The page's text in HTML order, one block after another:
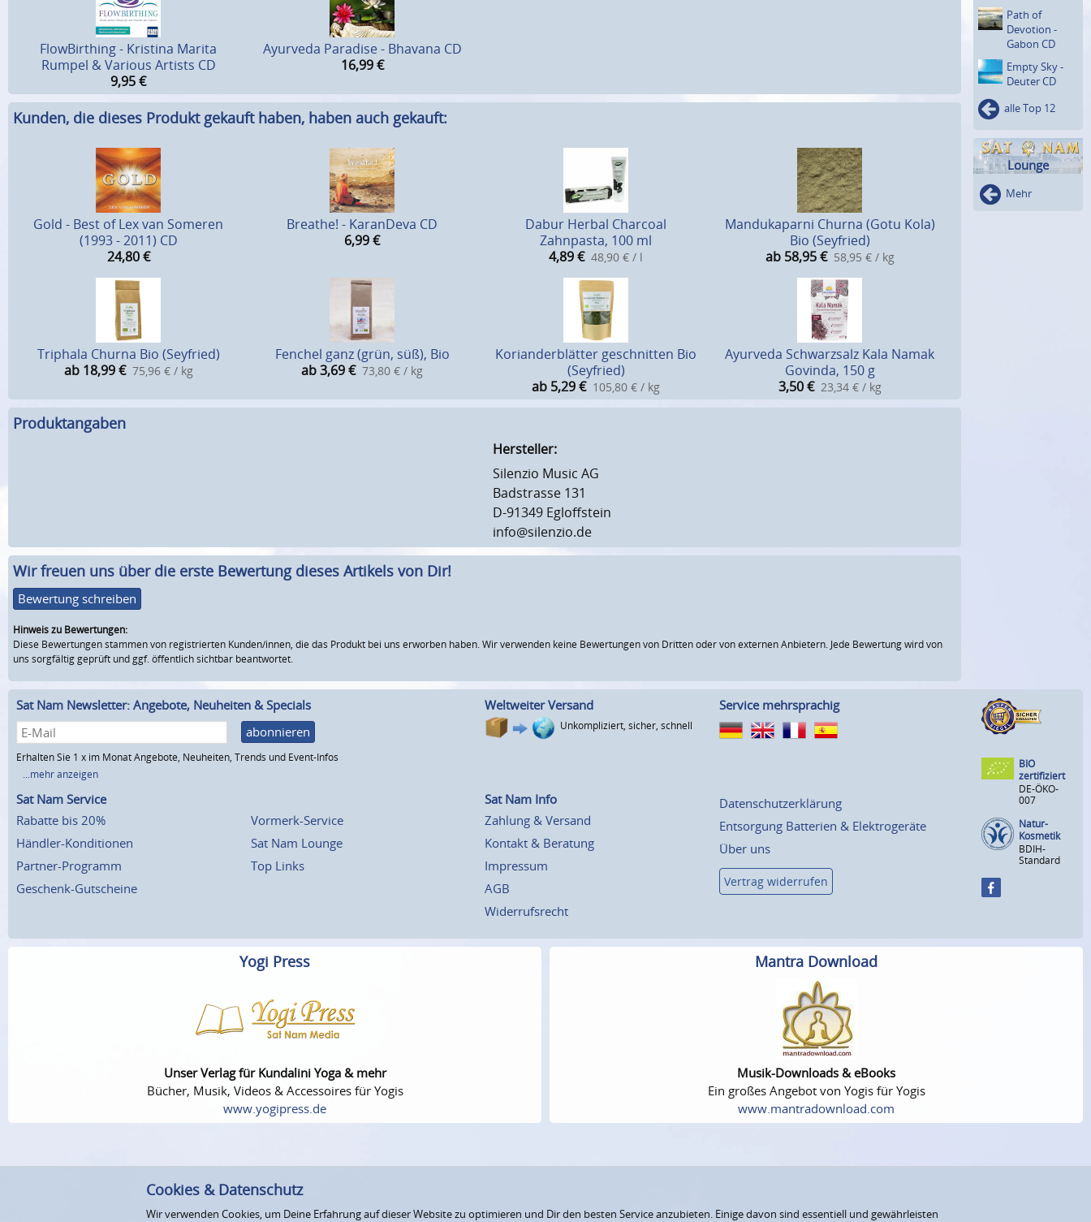
FlowBirthing - Kristina Marita
Rumpel & Various Artists CD
9,95€
Ayurveda Paradise - Bhavana CD
16,99 €
Kunden, die dieses Produkt gekauft haben, haben auch gekauft:
Gold - Best of Lex van Someren
(1993 - 2011) CD
24,80 €
Breathe! - KaranDeva CD
6,99€
Dabur Herbal Charcoal
Zahnpasta, 100 ml
4,89€ 48,90 € / l
Mandukaparni Churna (Gotu Kola)
Bio (Seyfried)
ab 58,95 € 58,95 € / kg
Triphala Churna Bio (Seyfried)
ab 18,99 € 75,96 € / kg
Fenchel ganz (grün, süß), Bio
ab 3,69€ 73,80 € / kg
Korianderblätter geschnitten Bio
(Seyfried)
ab 5,29€ 105,80 € / kg
Ayurveda Schwarzsalz Kala Namak
Govinda, 150 g
3,50 € 23,34 € / kg
Produktangaben
Hersteller:
Silenzio Music AG
Badstrasse 131
D-91349 Egloffstein
info@silenzio.de
Wir freuen uns über die erste Bewertung dieses Artikels von Dir!
Bewertung schreiben
Hinweis zu Bewertungen:
Diese Bewertungen stammen von registrierten Kunden/innen, die das Produkt bei uns erworben haben. Wir verwenden keine Bewertungen von Dritten oder von externen Anbietern. Jede Bewertung wird von
uns sorgfältig geprüft und ggf. öffentlich sichtbar beantwortet.
Path of
Devotion -
Gabon CD
Empty Sky -
Deuter CD
alle Top 12
Lounge
Mehr
Sat Nam Newsletter: Angebote, Neuheiten & Specials
abonnieren
Erhalten Sie 1 x im Monat Angebote, Neuheiten, Trends und Event-Infos
...mehr anzeigen
Weltweiter Versand
Unkompliziert, sicher, schnell
Service mehrsprachig
Sat Nam Service
Rabatte bis 20%
Händler-Konditionen
Partner-Programm
Geschenk-Gutscheine
Vormerk-Service
Sat Nam Lounge
Top Links
Sat Nam Info
Zahlung & Versand
Kontakt & Beratung
Impressum
AGB
Widerrufsrecht
Datenschutzerklärung
Entsorgung Batterien & Elektrogeräte
Über uns
Vertrag widerrufen
BIO
zertifiziert
DE-ÖKO-
007
Natur-
Kosmetik
BDIH-
Standard
Yogi Press
Unser Verlag für Kundalini Yoga & mehr
Bücher, Musik, Videos & Accessoires für Yogis
www.yogipress.de
Mantra Download
Musik-Downloads & eBooks
Ein großes Angebot von Yogis für Yogis
www.mantradownload.com
Cookies & Datenschutz
Wir verwenden Cookies, um Deine Erfahrung auf dieser Website zu optimieren und Dir den besten Service anzubieten. Einige davon sind essentiell und gewährleisten